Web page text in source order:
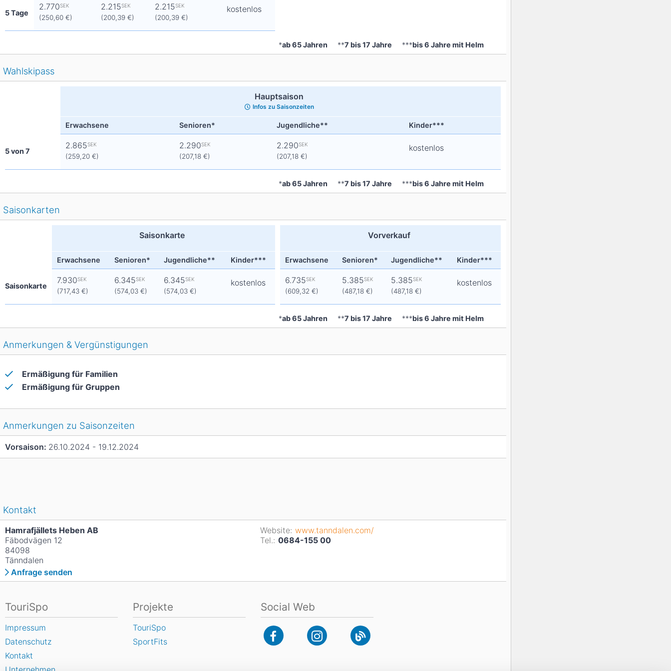
5 Tage
2.770SEK
(250,60 €)
2.215SEK
(200,39 €)
2.215SEK
(200,39 €)
kostenlos
*ab 65 Jahren **7 bis 17 Jahre ***bis 6 Jahre mit Helm
Wahlskipass
Hauptsaison
Infos zu Saisonzeiten
Erwachsene Senioren* Jugendliche** Kinder***
5 von 7
2.865SEK
(259,20 €)
2.290SEK
(207,18 €)
2.290SEK
(207,18 €)
kostenlos
*ab 65 Jahren **7 bis 17 Jahre ***bis 6 Jahre mit Helm
Saisonkarten
Saisonkarte
Erwachsene Senioren* Jugendliche** Kinder***
Saisonkarte
7.930SEK
(717,43 €)
6.345SEK
(574,03 €)
6.345SEK
(574,03 €)
kostenlos
Vorverkauf
Erwachsene Senioren* Jugendliche** Kinder***
6.735SEK
(609,32 €)
5.385SEK
(487,18 €)
5.385SEK
(487,18 €)
kostenlos
*ab 65 Jahren **7 bis 17 Jahre ***bis 6 Jahre mit Helm
Anmerkungen & Vergünstigungen
Ermäßigung für Familien
Ermäßigung für Gruppen
Anmerkungen zu Saisonzeiten
Vorsaison: 26.10.2024 - 19.12.2024
Kontakt
Hamrafjällets Heben AB
Fäbodvägen 12
84098
Tänndalen
Anfrage senden
Website: www.tanndalen.com/
Tel.: 0684-155 00
TouriSpo
Impressum
Datenschutz
Kontakt
Projekte
TouriSpo
SportFits
Social Web